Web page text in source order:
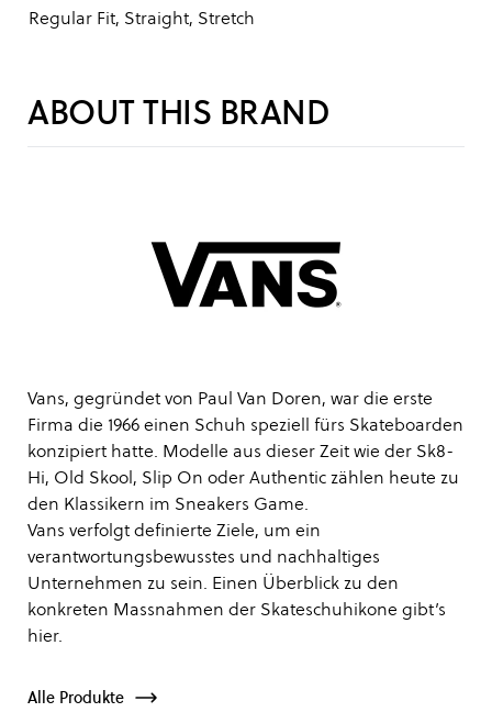
Regular Fit, Straight, Stretch
ABOUT THIS BRAND
Vans, gegründet von Paul Van Doren, war die erste
Firma die 1966 einen Schuh speziell fürs Skateboarden
konzipiert hatte. Modelle aus dieser Zeit wie der Sk8-
Hi, Old Skool, Slip On oder Authentic zählen heute zu
den Klassikern im Sneakers Game.
Vans verfolgt definierte Ziele, um ein
verantwortungsbewusstes und nachhaltiges
Unternehmen zu sein. Einen Überblick zu den
konkreten Massnahmen der Skateschuhikone gibt’s
hier.
Alle Produkte